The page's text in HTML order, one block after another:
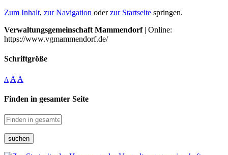
Zum Inhalt, zur Navigation oderzur Startseite springen.
Verwaltungsgemeinschaft Mammendorf| Online:
https://www.vgmammendorf.de/
Schriftgröße
A A A
Finden in gesamter Seite
suchen